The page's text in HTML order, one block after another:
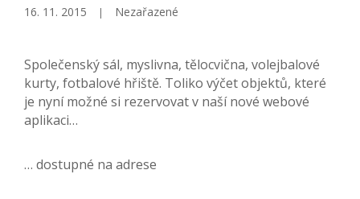
16. 11. 2015 Nezařazené
Společenský sál, myslivna, tělocvična, volejbalové
kurty, fotbalové hřiště. Toliko výčet objektů, které
je nyní možné si rezervovat v naší nové webové
aplikaci…
… dostupné na adrese